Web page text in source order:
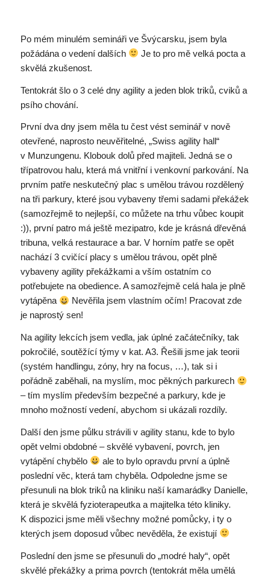
Po mém minulém semináři ve Švýcarsku, jsem byla
požádána o vedení dalších
Je to pro mě velká pocta a
skvělá zkušenost.
Tentokrát šlo o 3 celé dny agility a jeden blok triků, cviků a
psího chování.
První dva dny jsem měla tu čest vést seminář v nově
otevřené, naprosto neuvěřitelné, „Swiss agility hall“
v Munzungenu. Klobouk dolů před majiteli. Jedná se o
třípatrovou halu, která má vnitřní i venkovní parkování. Na
prvním patře neskutečný plac s umělou trávou rozdělený
na tři parkury, které jsou vybaveny třemi sadami překážek
(samozřejmě to nejlepší, co můžete na trhu vůbec koupit
:)), první patro má ještě mezipatro, kde je krásná dřevěná
tribuna, velká restaurace a bar. V horním patře se opět
nachází 3 cvičící placy s umělou trávou, opět plně
vybaveny agility překážkami a vším ostatním co
potřebujete na obedience. A samozřejmě celá hala je plně
vytápěna
Nevěřila jsem vlastním očím! Pracovat zde
je naprostý sen!
Na agility lekcích jsem vedla, jak úplné začátečníky, tak
pokročilé, soutěžící týmy v kat. A3. Řešili jsme jak teorii
(systém handlingu, zóny, hry na focus, …), tak si i
pořádně zaběhali, na myslím, moc pěkných parkurech
– tím myslím především bezpečné a parkury, kde je
mnoho možností vedení, abychom si ukázali rozdíly.
Další den jsme půlku strávili v agility stanu, kde to bylo
opět velmi obdobné – skvělé vybavení, povrch, jen
vytápění chybělo
ale to bylo opravdu první a úplně
poslední věc, která tam chyběla. Odpoledne jsme se
přesunuli na blok triků na kliniku naší kamarádky Danielle,
která je skvělá fyzioterapeutka a majitelka této kliniky.
K dispozici jsme měli všechny možné pomůcky, i ty o
kterých jsem doposud vůbec nevěděla, že existují
Poslední den jsme se přesunuli do „modré haly“, opět
skvělé překážky a prima povrch (tentokrát měla umělá